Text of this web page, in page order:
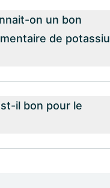
on un bon
de
il bon pour le